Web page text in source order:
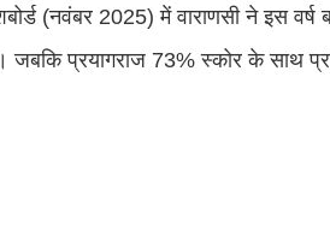
(नवंबर 2025) में वाराणसी ने इस
जबकि प्रयागराज 73% स्कोर के साथ